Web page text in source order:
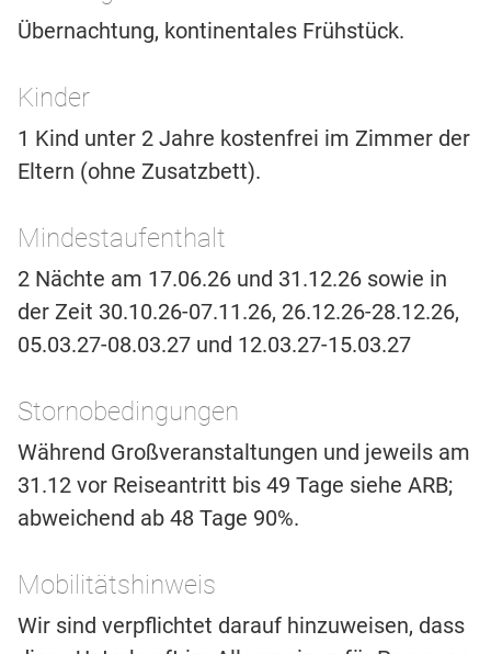
Übernachtung, kontinentales Frühstück.
Kinder
1 Kind unter 2 Jahre kostenfrei im Zimmer der
Eltern (ohne Zusatzbett).
Mindestaufenthalt
2 Nächte am 17.06.26 und 31.12.26 sowie in
der Zeit 30.10.26-07.11.26, 26.12.26-28.12.26,
05.03.27-08.03.27 und 12.03.27-15.03.27
Stornobedingungen
Während Großveranstaltungen und jeweils am
31.12 vor Reiseantritt bis 49 Tage siehe ARB;
abweichend ab 48 Tage 90%.
Mobilitätshinweis
Wir sind verpflichtet darauf hinzuweisen, dass